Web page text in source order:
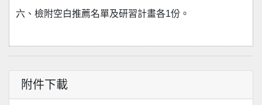
六、檢附空白推薦名單及研習計畫各1份。
附件下載